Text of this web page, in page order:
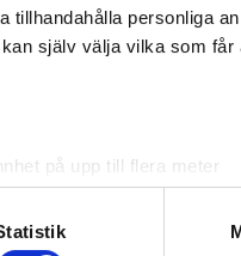
personliga
själv välja vilka som får
på upp till flera meter
(fingeravtryck)
preferenser i